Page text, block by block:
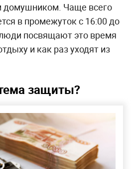
домушником. Чаще всего
в промежуток с 16:00 до
посвящают это время
и как раз уходят из
защиты?